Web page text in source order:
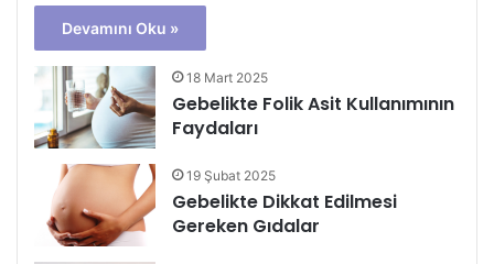
Devamını Oku »
18 Mart 2025
Gebelikte Folik Asit Kullanımının
Faydaları
19 Şubat 2025
Gebelikte Dikkat Edilmesi
Gereken Gıdalar